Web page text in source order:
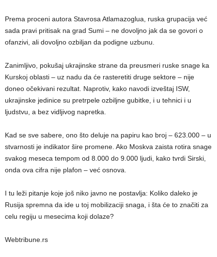
Prema proceni autora Stavrosa Atlamazoglua, ruska grupacija već
sada pravi pritisak na grad Sumi – ne dovoljno jak da se govori o
ofanzivi, ali dovoljno ozbiljan da podigne uzbunu.
Zanimljivo, pokušaj ukrajinske strane da preusmeri ruske snage ka
Kurskoj oblasti – uz nadu da će rasteretiti druge sektore – nije
doneo očekivani rezultat. Naprotiv, kako navodi izveštaj ISW,
ukrajinske jedinice su pretrpele ozbiljne gubitke, i u tehnici i u
ljudstvu, a bez vidljivog napretka.
Kad se sve sabere, ono što deluje na papiru kao broj – 623.000 – u
stvarnosti je indikator šire promene. Ako Moskva zaista rotira snage
svakog meseca tempom od 8.000 do 9.000 ljudi, kako tvrdi Sirski,
onda ova cifra nije plafon – već osnova.
I tu leži pitanje koje još niko javno ne postavlja: Koliko daleko je
Rusija spremna da ide u toj mobilizaciji snaga, i šta će to značiti za
celu regiju u mesecima koji dolaze?
Webtribune.rs